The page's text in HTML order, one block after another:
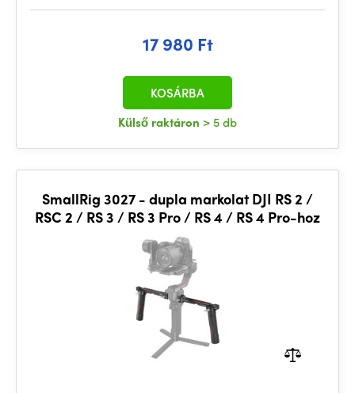
17 980 Ft
Külső raktáron > 5 db
KOSÁRBA
SmallRig 3027 - dupla markolat DJI RS 2 /
RSC 2 / RS 3 / RS 3 Pro / RS 4 / RS 4 Pro-hoz